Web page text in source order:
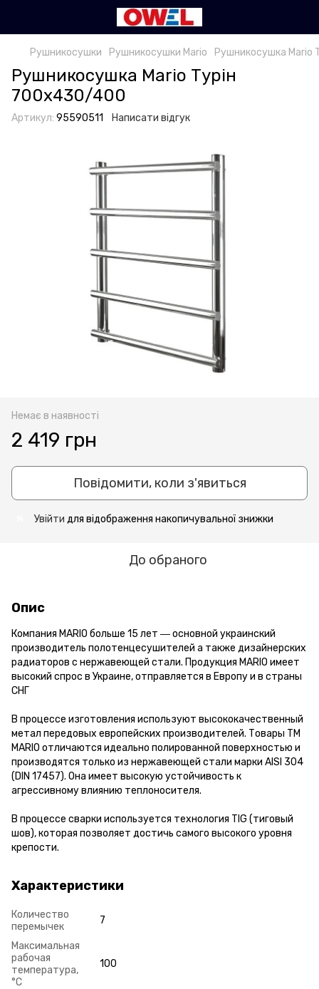
Рушникосушки Рушникосушки Mario Рушникосушка Mario
Рушникосушка Mario Турін
700х430/400
Артикул: 95590511 Написати відгук
Немає в наявності
2 419 грн
Повідомити, коли з'явиться
Увійти для відображення накопичувальної знижки
До обраного
Опис
Компания MARIO больше 15 лет ― основной украинский
производитель полотенцесушителей а также дизайнерских
радиаторов с нержавеющей стали. Продукция MARIO имеет
высокий спрос в Украине, отправляется в Европу и в страны
СНГ
В процессе изготовления используют высококачественный
метал передовых европейских производителей. Товары ТМ
MARIO отличаются идеально полированной поверхностью и
производятся только из нержавеющей стали марки AISI 304
(DIN 17457). Она имеет высокую устойчивость к
агрессивному влиянию теплоносителя.
В процессе сварки используется технология TIG (тиговый
шов), которая позволяет достичь самого высокого уровня
крепости.
Характеристики
Количество
перемычек
7
Максимальная
рабочая
температура,
°С
100